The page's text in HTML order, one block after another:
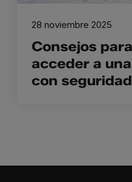
Consejos
acceder a
con seguridad
28 noviembre 2025